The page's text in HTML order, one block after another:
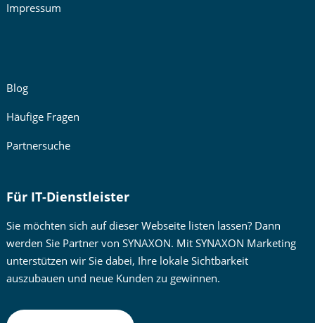
Impressum
Blog
Häufige Fragen
Partnersuche
Für IT-Dienstleister
Sie möchten sich auf dieser Webseite listen lassen? Dann
werden Sie Partner von SYNAXON. Mit SYNAXON Marketing
unterstützen wir Sie dabei, Ihre lokale Sichtbarkeit
auszubauen und neue Kunden zu gewinnen.